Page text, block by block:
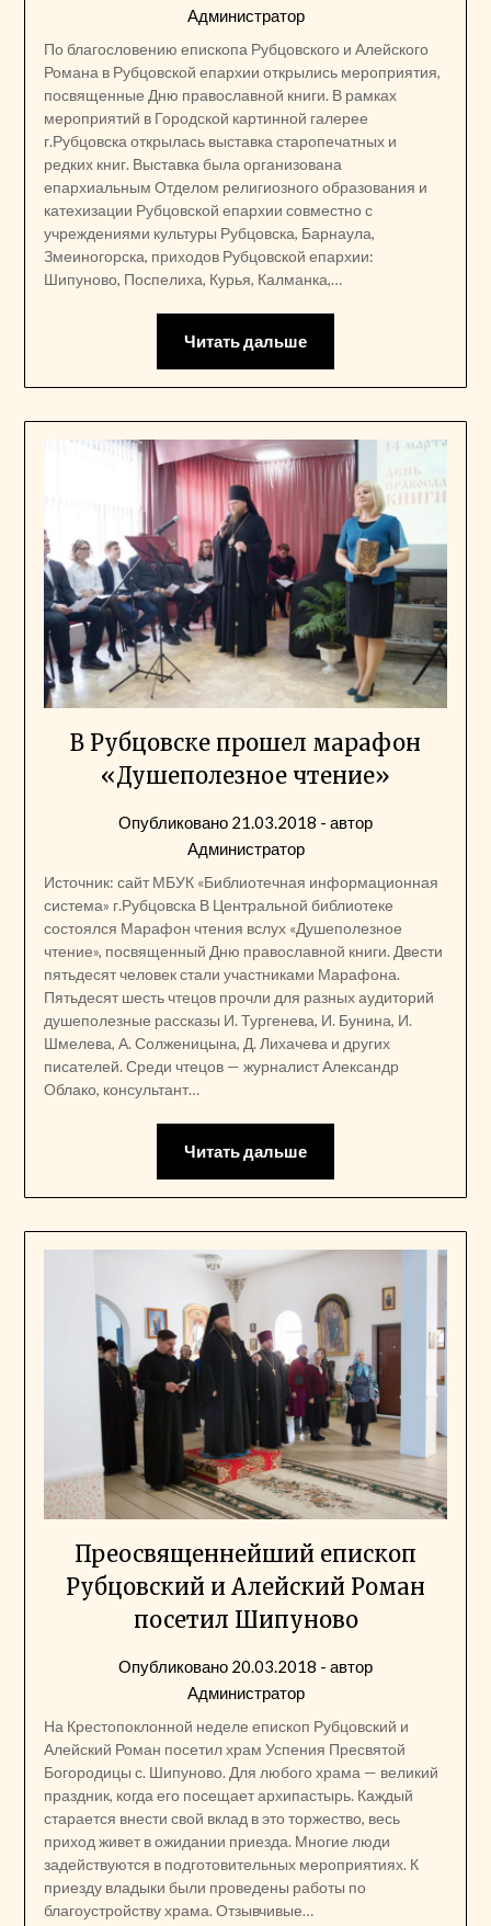
Администратор
По благословению епископа Рубцовского и Алейского
Романа в Рубцовской епархии открылись мероприятия,
посвященные Дню православной книги. В рамках
мероприятий в Городской картинной галерее
г.Рубцовска открылась выставка старопечатных и
редких книг. Выставка была организована
епархиальным Отделом религиозного образования и
катехизации Рубцовской епархии совместно с
учреждениями культуры Рубцовска, Барнаула,
Змеиногорска, приходов Рубцовской епархии:
Шипуново, Поспелиха, Курья, Калманка,…
Читать дальше
В Рубцовске прошел марафон
«Душеполезное чтение»
Опубликовано 21.03.2018 - автор
Администратор
Источник: сайт МБУК «Библиотечная информационная
система» г.Рубцовска В Центральной библиотеке
состоялся Марафон чтения вслух «Душеполезное
чтение», посвященный Дню православной книги. Двести
пятьдесят человек стали участниками Марафона.
Пятьдесят шесть чтецов прочли для разных аудиторий
душеполезные рассказы И. Тургенева, И. Бунина, И.
Шмелева, А. Солженицына, Д. Лихачева и других
писателей. Среди чтецов — журналист Александр
Облако, консультант…
Читать дальше
Преосвященнейший епископ
Рубцовский и Алейский Роман
посетил Шипуново
Опубликовано 20.03.2018 - автор
Администратор
На Крестопоклонной неделе епископ Рубцовский и
Алейский Роман посетил храм Успения Пресвятой
Богородицы с. Шипуново. Для любого храма — великий
праздник, когда его посещает архипастырь. Каждый
старается внести свой вклад в это торжество, весь
приход живет в ожидании приезда. Многие люди
задействуются в подготовительных мероприятиях. К
приезду владыки были проведены работы по
благоустройству храма. Отзывчивые…